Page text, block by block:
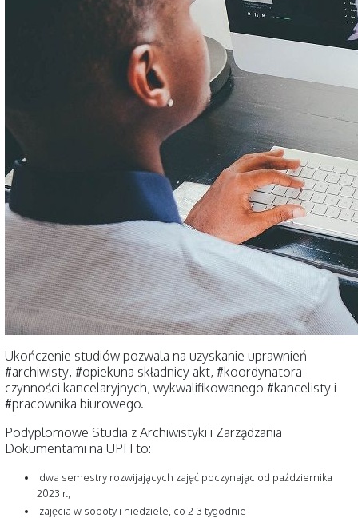
Ukończenie studiów pozwala na uzyskanie uprawnień
#archiwisty, #opiekuna składnicy akt, #koordynatora
czynności kancelaryjnych, wykwalifikowanego #kancelisty i
#pracownika biurowego.
Podyplomowe Studia z Archiwistyki i Zarządzania
Dokumentami na UPH to:
dwa semestry rozwijających zajęć poczynając od października
2023 r.,
zajęcia w soboty i niedziele, co 2-3 tygodnie